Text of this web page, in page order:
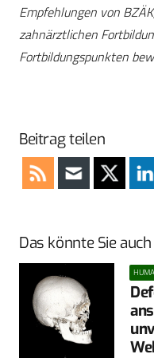
Empfehlungen von
zahnärztlichen
Fortbildungspunkten
Beitrag teilen
Das könnte Sie